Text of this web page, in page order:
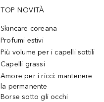
TOP NOVITÀ
Skincare coreana
Profumi estivi
Più volume per i capelli sottili
Capelli grassi
Amore per i ricci: mantenere
la permanente
Borse sotto gli occhi